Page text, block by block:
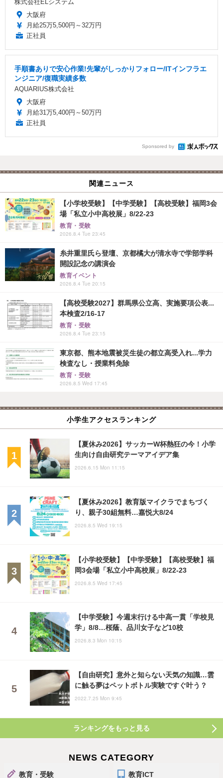
株式会社ELシステム
大阪府
月給25万5,500円～32万円
正社員
手順書ありで安心作業!先輩がしっかりフォロー/ITインフラエ
ンジニア/復職実績多数
AQUARIUS株式会社
大阪府
月給31万5,400円～50万円
正社員
Sponsored by
関連ニュース
【小学校受験】【中学受験】【高校受験】福岡3会
場「私立小中高校展」8/22-23
教育・受験
2026.8.4 Tue 23:45
糸井重里氏ら登壇、京都橘大が清水寺で学部学科
開設記念の講演会
教育イベント
2026.8.4 Tue 20:15
【高校受験2027】群馬県公立高、実施要項公表...
本検査2/16-17
教育・受験
2026.8.4 Tue 23:15
東京都、熊本地震被災生徒の都立高受入れ...学力
検査なし・授業料免除
教育・受験
2026.8.5 Wed 17:45
小学生アクセスランキング
【夏休み2026】サッカーW杯熱狂の今！小学
生向け自由研究テーマアイデア集
2026.6.15 Mon 11:15
【夏休み2026】教育版マイクラでまちづく
り、親子30組無料…嘉悦大8/24
2026.8.5 Wed 19:15
【小学校受験】【中学受験】【高校受験】福
岡3会場「私立小中高校展」8/22-23
2026.8.5 Wed 17:45
【中学受験】今週末行ける中高一貫「学校見
学」8/8…桜蔭、品川女子など10校
2026.8.3 Mon 10:15
【自由研究】意外と知らない天気の知識…雲
に触る夢はペットボトル実験ですぐ叶う？
2022.7.25 Mon 9:45
ランキングをもっと見る
NEWS CATEGORY
教育・受験 教育ICT